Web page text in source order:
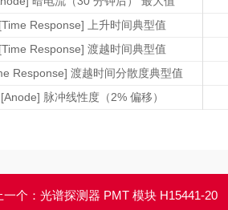
Response] 上升时间典型值
Response] 渡越时间典型值
Response] 渡越时间分散度典型值
[Anode] 脉冲线性度（2% 偏移）
一个： 光谱探测器 PMT 模块 H15441-20